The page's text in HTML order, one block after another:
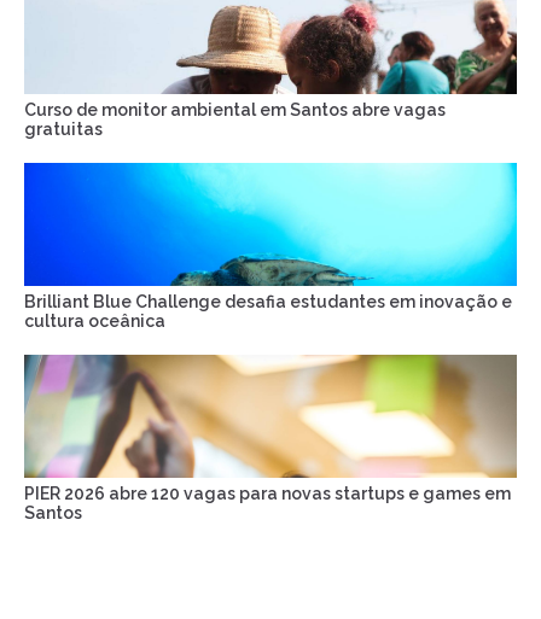
Curso de monitor ambiental em Santos abre vagas
gratuitas
Brilliant Blue Challenge desafia estudantes em inovação e
cultura oceânica
PIER 2026 abre 120 vagas para novas startups e games em
Santos